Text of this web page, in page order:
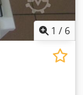
1 / 6